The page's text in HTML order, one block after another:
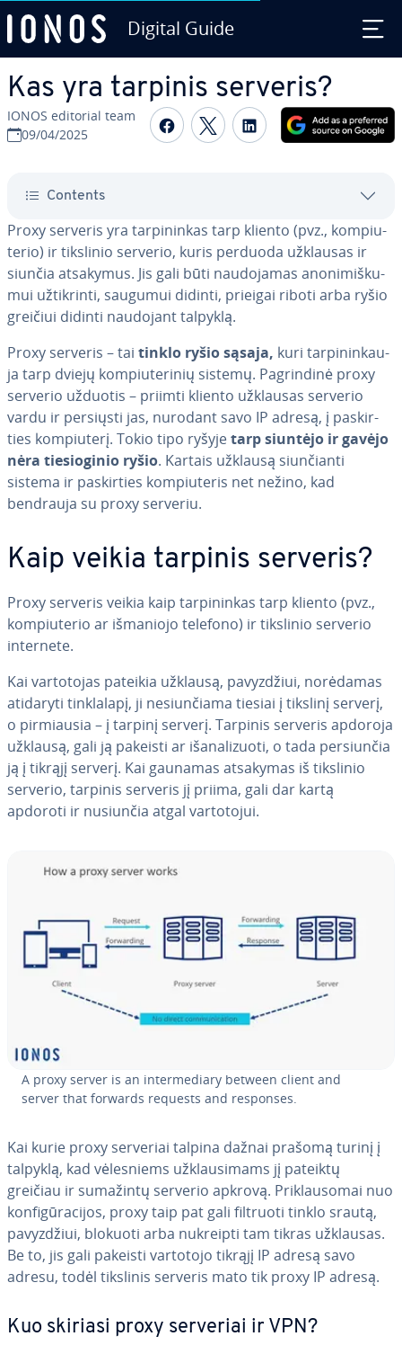
Digital Guide
Kas yra tarpinis serveris?
IONOS editorial team
09/04/2025
Share on Facebook
Share on Twitter
Share on
Contents
Proxy serveris yra tar­pi­nin­kas tarp kliento (pvz., kom­piu­
te­rio) ir tikslinio serverio, kuris perduoda užklausas ir
siunčia atsakymus. Jis gali būti nau­do­ja­mas ano­ni­miš­ku­
mui už­tik­rin­ti, saugumui didinti, prieigai riboti arba ryšio
greičiui didinti naudojant talpyklą.
Proxy serveris – tai tinklo ryšio sąsaja, kuri tar­pi­nin­kau­
ja tarp dviejų kom­piu­te­ri­nių sistemų. Pag­rin­di­nė proxy
serverio užduotis – priimti kliento užklausas serverio
vardu ir persiųsti jas, nurodant savo IP adresą, į pa­skir­
ties kom­piu­te­rį. Tokio tipo ryšyjetarp siuntėjo ir gavėjo
nėra tie­sio­gi­nio ryšio. Kartais užklausą siun­čian­ti
sistema ir pa­skir­ties kom­piu­te­ris net nežino, kad
bendrauja su proxy serveriu.
Kaip veikia tarpinis serveris?
Proxy serveris veikia kaip tar­pi­nin­kas tarp kliento (pvz.,
kom­piu­te­rio ar išmaniojo telefono) ir tikslinio serverio
internete.
Kai var­to­to­jas pateikia užklausą, pa­vyz­džiui, norėdamas
atidaryti tink­la­la­pį, ji ne­siun­čia­ma tiesiai į tikslinį serverį,
o pir­miau­sia – į tarpinį serverį. Tarpinis serveris apdoroja
užklausą, gali ją pakeisti ar iš­a­na­li­zuo­ti, o tada per­siun­čia
ją į tikrąjį serverį. Kai gaunamas atsakymas iš tikslinio
serverio, tarpinis serveris jį priima, gali dar kartą
apdoroti ir nusiunčia atgal var­to­to­jui.
A proxy server is an in­ter­me­di­a­ry between client and
server that forwards requests and responses.
Kai kurie proxy serveriai talpina dažnai prašomą turinį į
talpyklą, kad vė­les­niems už­klau­si­mams jį pateiktų
greičiau ir sumažintų serverio apkrovą. Pri­klau­so­mai nuo
kon­fi­gū­ra­ci­jos, proxy taip pat gali filtruoti tinklo srautą,
pa­vyz­džiui, blokuoti arba nukreipti tam tikras užklausas.
Be to, jis gali pakeisti vartotojo tikrąjį IP adresą savo
adresu, todėl tikslinis serveris mato tik proxy IP adresą.
Kuo skiriasi proxy serveriai ir VPN?